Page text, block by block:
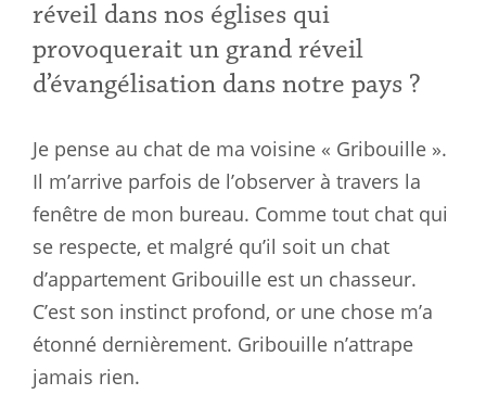
réveil dans nos églises qui
provoquerait un grand réveil
d’évangélisation dans notre pays ?
Je pense au chat de ma voisine « Gribouille ».
Il m’arrive parfois de l’observer à travers la
fenêtre de mon bureau. Comme tout chat qui
se respecte, et malgré qu’il soit un chat
d’appartement Gribouille est un chasseur.
C’est son instinct profond, or une chose m’a
étonné dernièrement. Gribouille n’attrape
jamais rien.